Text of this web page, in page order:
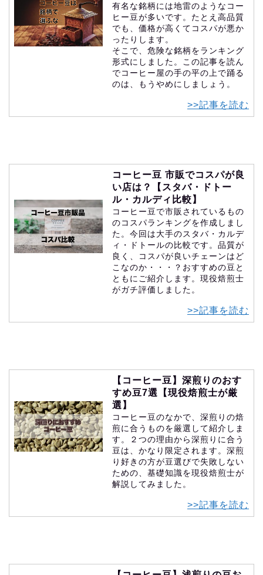
有名な銘柄には地雷のようなコー
ヒー豆が多いです。たとえ高品質
でも、価格が高くてコスパが悪か
ったりします。
そこで、危険な銘柄をランキング
形式にしました。この記事を読ん
でコーヒー屋の手の平の上で踊る
のは、もうやめにしましょう。
>>記事を読む
コーヒー豆 市販でコスパが良
い店は？【スタバ・ドトー
ル・カルディ比較】
コーヒー豆で市販されているもの
のコスパランキングを作成しまし
た。今回は大手のスタバ・カルデ
ィ・ドトールの比較です。品質が
良く、コスパが良いチェーンはど
こなのか・・・？おすすめの豆と
ともにご紹介します。現役焙煎士
がガチ評価しました。
>>記事を読む
【コーヒー豆】深煎りのおす
すめ豆7選【現役焙煎士が厳
選】
コーヒー豆のなかで、深煎りの焙
煎に合うものを厳選して紹介しま
す。２つの理由から深煎りに合う
豆は、かなり限定されます。深煎
り好きの方が豆選びで失敗しない
ための、基礎知識を現役焙煎士が
解説してみました。
>>記事を読む